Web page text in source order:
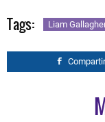
Tags: Liam
Compartir